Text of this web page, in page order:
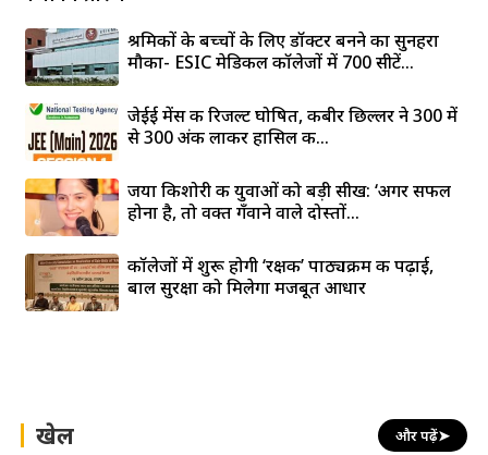
श्रमिकों के बच्चों के लिए डॉक्टर बनने का सुनहरा
मौका- ESIC मेडिकल कॉलेजों में 700 सीटें...
जेईई मेंस की रिजल्ट घोषित, कबीर छिल्लर ने 300 में
से 300 अंक लाकर हासिल की...
जया किशोरी की युवाओं को बड़ी सीख: ‘अगर सफल
होना है, तो वक्त गँवाने वाले दोस्तों...
कॉलेजों में शुरू होगी ‘रक्षक’ पाठ्यक्रम की पढ़ाई,
बाल सुरक्षा को मिलेगा मजबूत आधार
खेल और पढ़ें➤